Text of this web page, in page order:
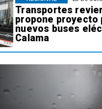
Transportes
propone proyecto
nuevos buses
Calama